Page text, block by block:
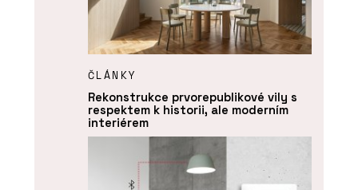
ČLÁNKY
Rekonstrukce prvorepublikové vily s
respektem k historii, ale moderním
interiérem